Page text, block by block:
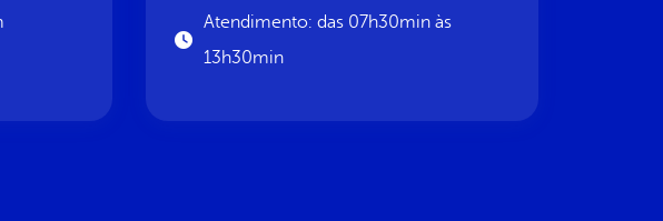
Atendimento: das 07h30min às
13h30min